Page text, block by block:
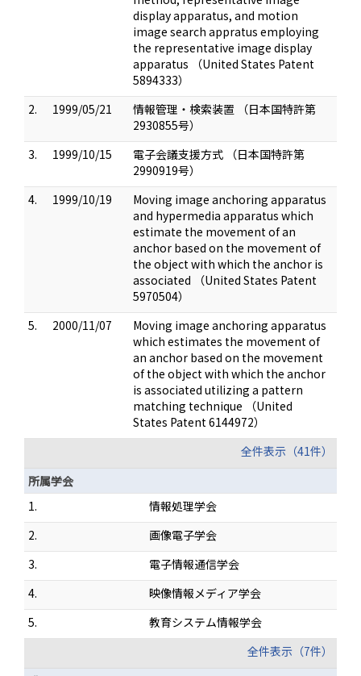
display apparatus, and motion
image search appratus employing
the representative image display
apparatus （United States Patent
5894333）
2.
1999/05/21
情報管理・検索装置 （日本国特許第
2930855号）
3.
1999/10/15
電子会議支援方式 （日本国特許第
2990919号）
4.
1999/10/19
Moving image anchoring apparatus
and hypermedia apparatus which
estimate the movement of an
anchor based on the movement of
the object with which the anchor is
associated （United States Patent
5970504）
5.
2000/11/07
Moving image anchoring apparatus
which estimates the movement of
an anchor based on the movement
of the object with which the anchor
is associated utilizing a pattern
matching technique （United
States Patent 6144972）
全件表示（41件）
所属学会
1.
情報処理学会
2.
画像電子学会
3.
電子情報通信学会
4.
映像情報メディア学会
5.
教育システム情報学会
全件表示（7件）